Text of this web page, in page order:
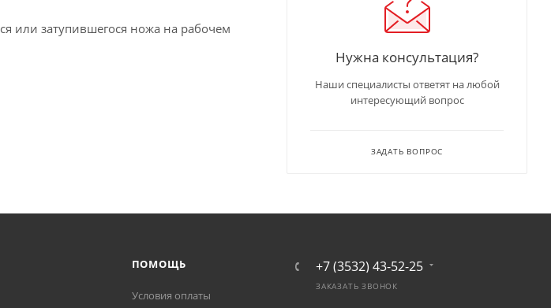
или затупившегося ножа на рабочем
Нужна консультация?
Наши специалисты ответят на любой
интересующий вопрос
ЗАДАТЬ ВОПРОС
ПОМОЩЬ
Условия оплаты
+7 (3532) 43-52-25
ЗАКАЗАТЬ ЗВОНОК